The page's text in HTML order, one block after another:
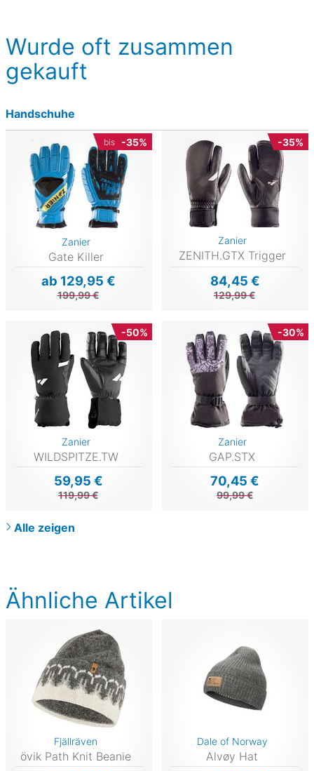
Ähnliche Artikel
Fjällräven
övik Path Knit Beanie
Dale of Norway
Alvøy Hat
Wurde oft zusammen
gekauft
Handschuhe
bis -35%
Zanier
Gate Killer
ab 129,95 €
199,99 €
-35%
Zanier
ZENITH.GTX Trigger
84,45 €
129,99 €
-50%
Zanier
WILDSPITZE.TW
59,95 €
119,99 €
-30%
Zanier
GAP.STX
70,45 €
99,99 €
Alle zeigen